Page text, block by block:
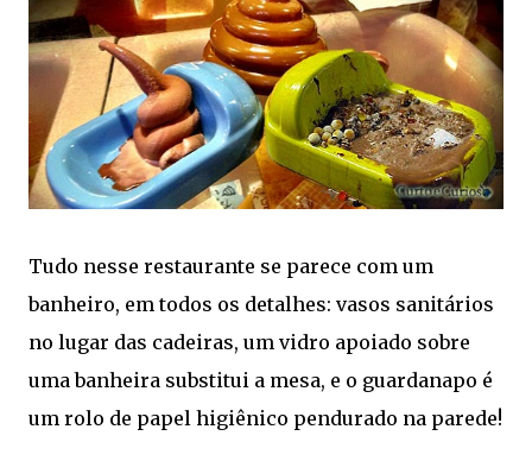
Tudo nesse restaurante se parece com um
banheiro, em todos os detalhes: vasos sanitários
no lugar das cadeiras, um vidro apoiado sobre
uma banheira substitui a mesa, e o guardanapo é
um rolo de papel higiênico pendurado na parede!